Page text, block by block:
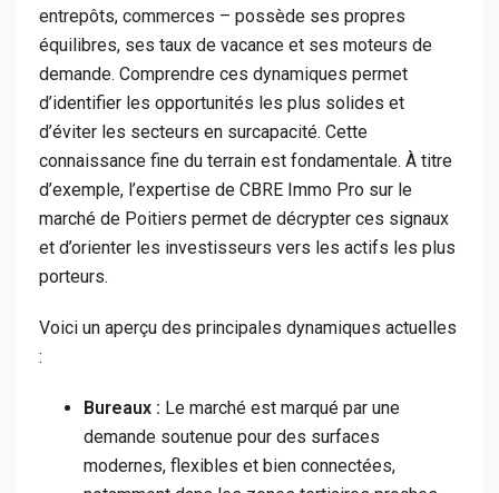
entrepôts, commerces – possède ses propres
équilibres, ses taux de vacance et ses moteurs de
demande. Comprendre ces dynamiques permet
d’identifier les opportunités les plus solides et
d’éviter les secteurs en surcapacité. Cette
connaissance fine du terrain est fondamentale. À titre
d’exemple, l’expertise de CBRE Immo Pro sur le
marché de Poitiers permet de décrypter ces signaux
et d’orienter les investisseurs vers les actifs les plus
porteurs.
Voici un aperçu des principales dynamiques actuelles
:
Bureaux : Le marché est marqué par une
demande soutenue pour des surfaces
modernes, flexibles et bien connectées,